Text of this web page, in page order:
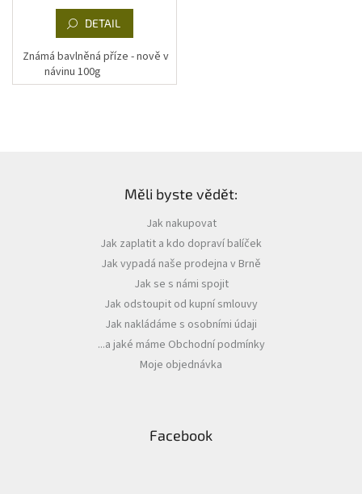
DETAIL
Známá bavlněná příze - nově v
návinu 100g
Měli byste vědět:
Jak nakupovat
Jak zaplatit a kdo dopraví balíček
Jak vypadá naše prodejna v Brně
Jak se s námi spojit
Jak odstoupit od kupní smlouvy
Jak nakládáme s osobními údaji
...a jaké máme Obchodní podmínky
Moje objednávka
Facebook